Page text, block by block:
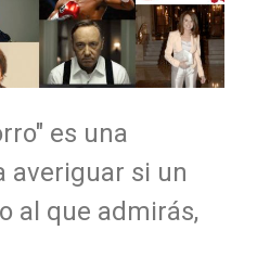
es una
averiguar si un
al que admirás,